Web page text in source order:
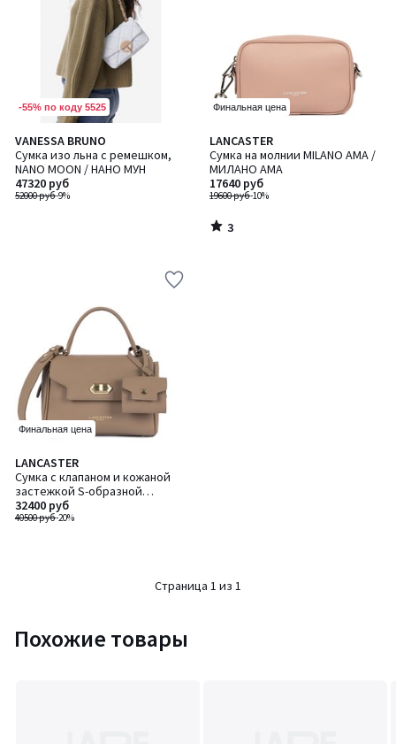
-55% по коду 5525
VANESSA BRUNO
Сумка изо льна с ремешком,
NANO MOON / НАНО МУН
52000 руб-9%
47320 руб
Финальная цена
LANCASTER
Сумка на молнии MILANO AMA /
МИЛАНО АМА
19600 руб-10%
17640 руб
3
/
5
3
/
Финальная цена
LANCASTER
Сумка с клапаном и кожаной
застежкой S-образной
формы, TORO GRACE / ТОРО
ГРЕЙС
40500 руб-20%
32400 руб
Страница 1 из 1
Похожие товары